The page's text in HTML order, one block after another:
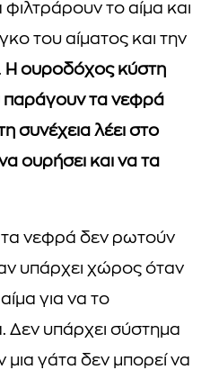
το αίμα και
του αίματος και την
Η ουροδόχος κύστη
παράγουν τα νεφρά
συνέχεια λέει στο
ουρήσει και να τα
τα νεφρά δεν ρωτούν
υπάρχει χώρος όταν
για να το
Δεν υπάρχει σύστημα
γάτα δεν μπορεί να